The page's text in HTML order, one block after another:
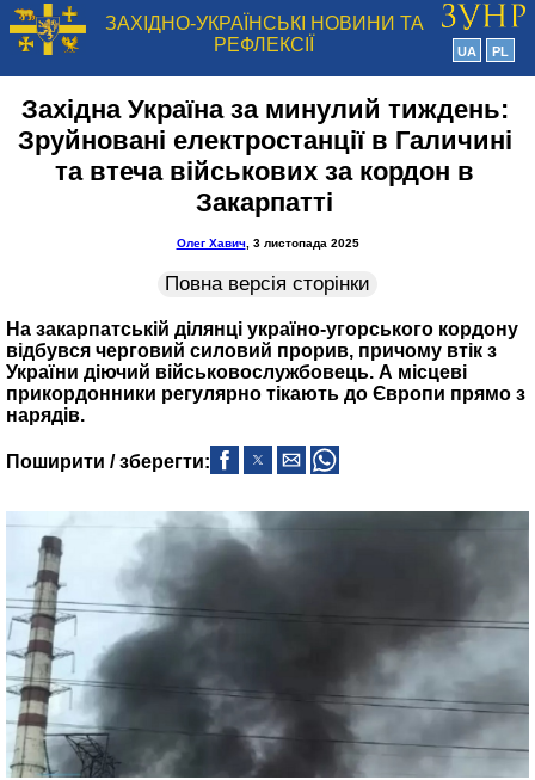
ЗАХІДНО-УКРАЇНСЬКІ НОВИНИ ТА
РЕФЛЕКСІЇ
UA PL
Західна Україна за минулий тиждень:
Зруйновані електростанції в Галичині
та втеча військових за кордон в
Закарпатті
Олег Хавич, 3 листопада 2025
Повна версія сторінки
На закарпатській ділянці україно-угорського кордону
відбувся черговий силовий прорив, причому втік з
України діючий військовослужбовець. А місцеві
прикордонники регулярно тікають до Європи прямо з
нарядів.
Поширити / зберегти: